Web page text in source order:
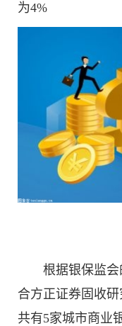
为4%
根据银保监
合方正证券固收
共有5家城市商业